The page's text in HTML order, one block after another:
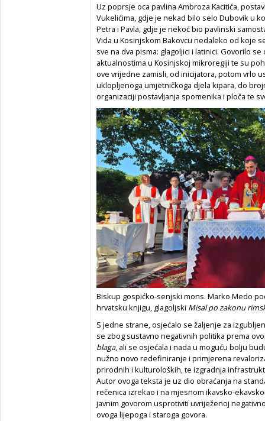
Uz poprsje oca pavlina Ambroza Kacitića,
Vukelićima, gdje je nekad bilo selo Dubovik u
Petra i Pavla, gdje je nekoć bio pavlinski
Vida u Kosinjskom Bakovcu nedaleko od koje
sve na dva pisma: glagoljici i latinici. Govorilo
aktualnostima u Kosinjskoj mikroregiji te su
ove vrijedne zamisli, od inicijatora, potom vrlo
uklopljenoga umjetničkoga djela kipara, do
organizaciji postavljanja spomenika i ploča te
Biskup gospićko-senjski mons. Marko Medo
hrvatsku knjigu, glagoljski Misal po zakonu
S jedne strane, osjećalo se žaljenje za
se zbog sustavno negativnih politika prema
blaga, ali se osjećala i nada u moguću bolju
nužno novo redefiniranje i primjerena
prirodnih i kulturoloških, te izgradnja
Autor ovoga teksta je uz dio obraćanja na
rečenica izrekao i na mjesnom ikavsko-
javnim govorom usprotiviti uvriježenoj
ovoga lijepoga i staroga govora.